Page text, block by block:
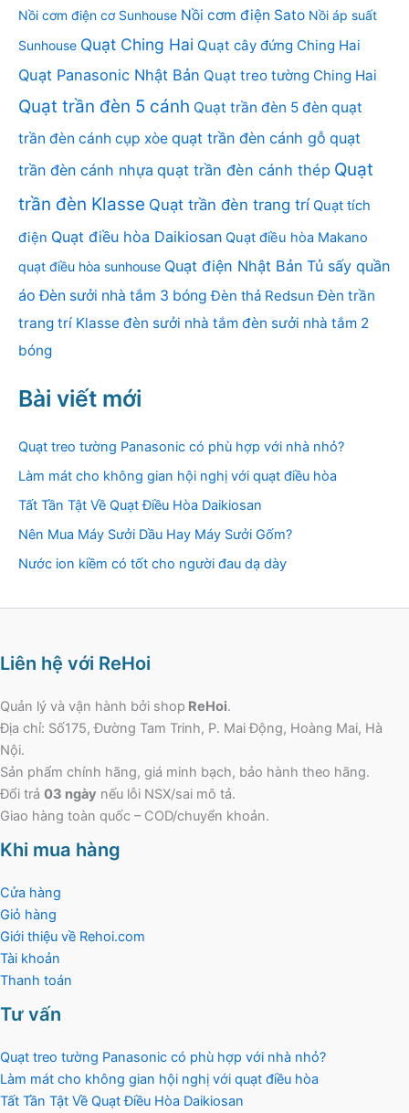
Nồi cơm điện cơ Sunhouse Nồi cơm điện Sato Nồi áp suất
Sunhouse Quạt Ching Hai Quạt cây đứng Ching Hai
Quạt Panasonic Nhật Bản Quạt treo tường Ching Hai
Quạt trần đèn 5 cánh Quạt trần đèn 5 đèn quạt
trần đèn cánh cụp xòe quạt trần đèn cánh gỗ quạt
trần đèn cánh nhựa quạt trần đèn cánh thép Quạt
trần đèn Klasse Quạt trần đèn trang trí Quạt tích
điện Quạt điều hòa Daikiosan Quạt điều hòa Makano
quạt điều hòa sunhouse Quạt điện Nhật Bản Tủ sấy quần
áo Đèn sưởi nhà tắm 3 bóng Đèn thả Redsun Đèn trần
trang trí Klasse đèn sưởi nhà tắm đèn sưởi nhà tắm 2
bóng
Bài viết mới
Quạt treo tường Panasonic có phù hợp với nhà nhỏ?
Làm mát cho không gian hội nghị với quạt điều hòa
Tất Tần Tật Về Quạt Điều Hòa Daikiosan
Nên Mua Máy Sưởi Dầu Hay Máy Sưởi Gốm?
Nước ion kiềm có tốt cho người đau dạ dày
Liên hệ với ReHoi
Quản lý và vận hành bởi shop ReHoi.
Địa chỉ: Số175, Đường Tam Trinh, P. Mai Động, Hoàng Mai, Hà
Nội.
Sản phẩm chính hãng, giá minh bạch, bảo hành theo hãng.
Đổi trả 03 ngày nếu lỗi NSX/sai mô tả.
Giao hàng toàn quốc – COD/chuyển khoản.
Khi mua hàng
Cửa hàng
Giỏ hàng
Giới thiệu về Rehoi.com
Tài khoản
Thanh toán
Tư vấn
Quạt treo tường Panasonic có phù hợp với nhà nhỏ?
Làm mát cho không gian hội nghị với quạt điều hòa
Tất Tần Tật Về Quạt Điều Hòa Daikiosan